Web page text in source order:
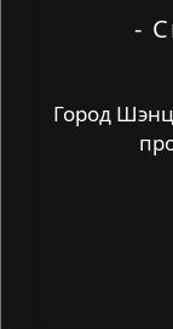
-
Город